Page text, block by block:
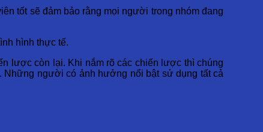
tốt sẽ đảm bảo rằng mọi người trong nhóm đang
hình thực tế.
lược còn lại. Khi nắm rõ các chiến lược thì chúng
Những người có ảnh hưởng nổi bật sử dụng tất cả